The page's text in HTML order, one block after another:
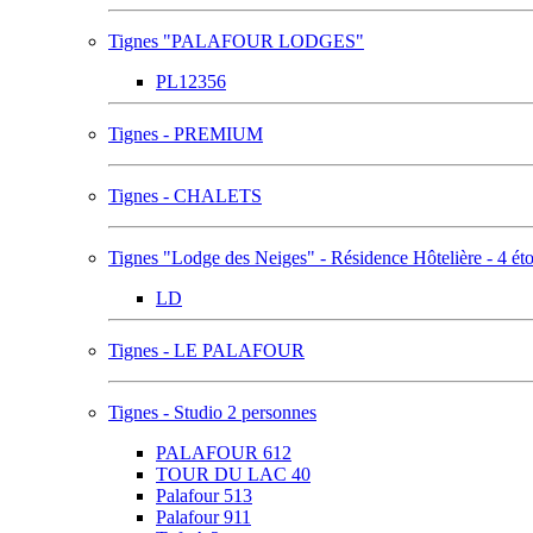
Tignes "PALAFOUR LODGES"
PL12356
Tignes - PREMIUM
Tignes - CHALETS
Tignes "Lodge des Neiges" - Résidence Hôtelière - 4
LD
Tignes - LE PALAFOUR
Tignes - Studio 2 personnes
PALAFOUR 612
TOUR DU LAC 40
Palafour 513
Palafour 911